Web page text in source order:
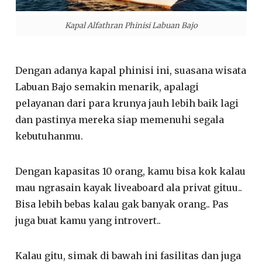
Kapal Alfathran Phinisi Labuan Bajo
Dengan adanya kapal phinisi ini, suasana wisata
Labuan Bajo semakin menarik, apalagi
pelayanan dari para krunya jauh lebih baik lagi
dan pastinya mereka siap memenuhi segala
kebutuhanmu.
Dengan kapasitas 10 orang, kamu bisa kok kalau
mau ngrasain kayak liveaboard ala privat gituu..
Bisa lebih bebas kalau gak banyak orang.. Pas
juga buat kamu yang introvert..
Kalau gitu, simak di bawah ini fasilitas dan juga